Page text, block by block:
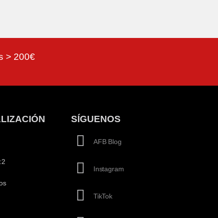
> 200€
SÍGUENOS
AFB Blog
Instagram
TikTok